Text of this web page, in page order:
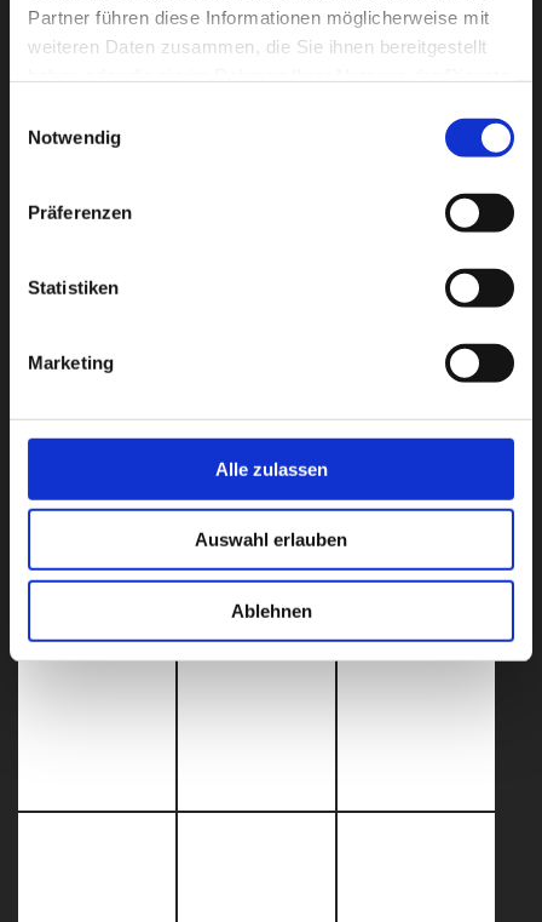
Partner führen diese Informationen möglicherweise mit
weiteren Daten zusammen, die Sie ihnen bereitgestellt
Notwendig
Präferenzen
Statistiken
Marketing
Alle zulassen
Auswahl erlauben
Ablehnen